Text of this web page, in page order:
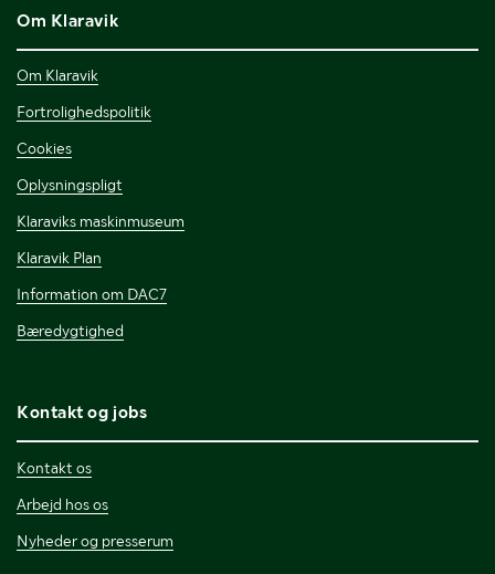
Om Klaravik
Om Klaravik
Fortrolighedspolitik
Cookies
Oplysningspligt
Klaraviks maskinmuseum
Klaravik Plan
Information om DAC7
Bæredygtighed
Kontakt og jobs
Kontakt os
Arbejd hos os
Nyheder og presserum